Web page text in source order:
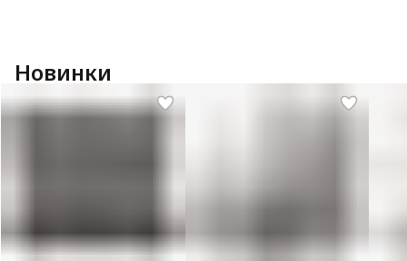
Новинки